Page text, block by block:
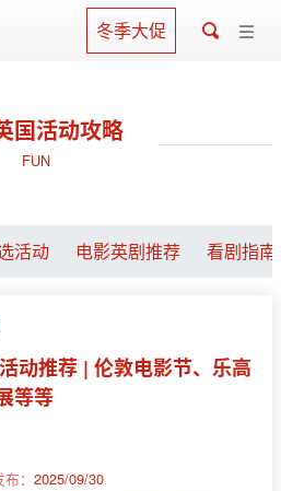
冬季大促
国活动攻略
FUN
活动 电影英剧推荐 看剧指南
动推荐 | 伦敦电影节、乐高
等等
： 2025/09/30